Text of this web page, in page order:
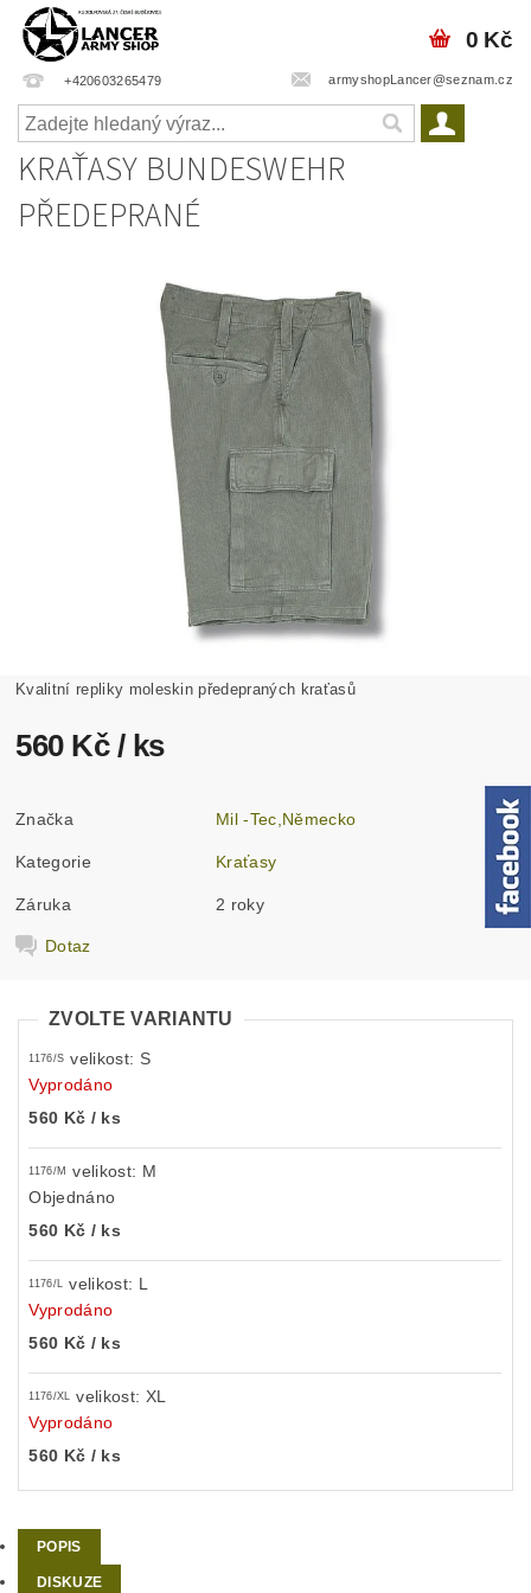
+420603265479 armyshopLancer@seznam.cz
0 Kč
KRAŤASY BUNDESWEHR
PŘEDEPRANÉ
Kvalitní repliky moleskin předepraných kraťasů
560 Kč / ks
Značka Mil -Tec,Německo
Kategorie Kraťasy
Záruka 2 roky
Dotaz
ZVOLTE VARIANTU
1176/S velikost: S
Vyprodáno
560 Kč / ks
1176/M
velikost: M
Objednáno
560 Kč / ks
1176/L velikost: L
Vyprodáno
560 Kč / ks
1176/XL velikost: XL
Vyprodáno
560 Kč / ks
POPIS
DISKUZE